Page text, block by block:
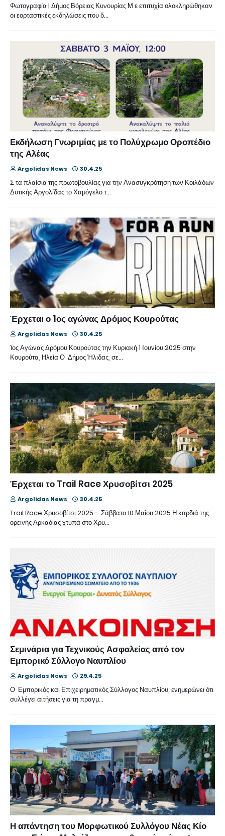
Φωτογραφία | Δήμος Βόρειας Κυνουρίας Μ ε επιτυχία ολοκληρώθηκαν
οι εορταστικές εκδηλώσεις που δ…
Εκδήλωση Γνωριμίας με το Πολύχρωμο Οροπέδιο
της Αλέας
Argolidas News 30.4.25
Σ τα πλαίσια της πρωτοβουλίας για την Ανασυγκρότηση των Κοιλάδων
Δυτικής Αργολίδας το Χαμόγελο τ…
Έρχεται ο 1ος αγώνας Δρόμος Κουρούτας
Argolidas News 30.4.25
1ος Αγώνας Δρόμου Κουρούτας την Κυριακή 1 Ιουνίου 2025 στην
Κουρούτα, Ηλεία Ο Δήμος Ήλιδας, σε…
Έρχεται το Trail Race Χρυσοβίτσι 2025
Argolidas News 30.4.25
Trail Race Χρυσοβίτσι 2025 - Σάββατο 10 Μαΐου 2025 Η καρδιά της
ορεινής Αρκαδίας χτυπά στο Χρυ…
Σεμινάρια για Τεχνικούς Ασφαλείας από τον
Εμπορικό Σύλλογο Ναυπλίου
Argolidas News 29.4.25
Ο Εμπορικός και Επιχειρηματικός Σύλλογος Ναυπλίου, ενημερώνει ότι
συλλέγει αιτήσεις για τη πραγμ…
Η απάντηση του Μορφωτικού Συλλόγου Νέας Κίο